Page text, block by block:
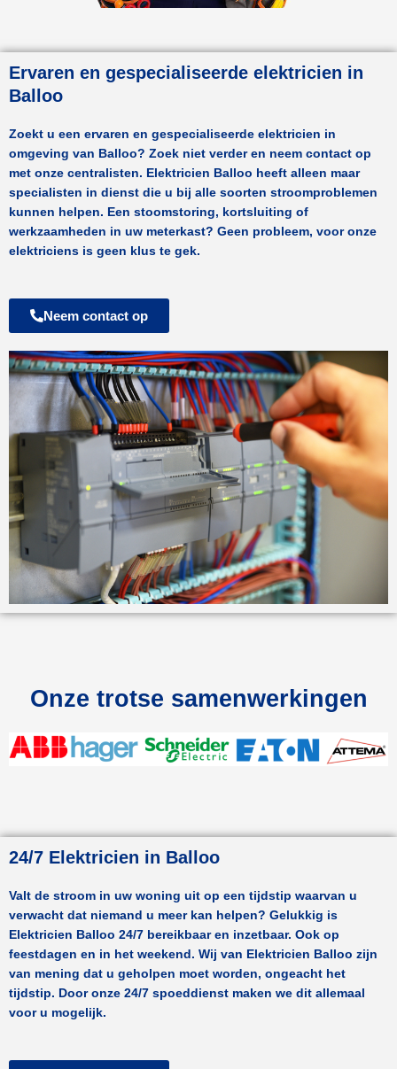
Ervaren en gespecialiseerde elektricien in
Balloo
Zoekt u een ervaren en gespecialiseerde elektricien in
omgeving van Balloo? Zoek niet verder en neem contact op
met onze centralisten. Elektricien Balloo heeft alleen maar
specialisten in dienst die u bij alle soorten stroomproblemen
kunnen helpen. Een stoomstoring, kortsluiting of
werkzaamheden in uw meterkast? Geen probleem, voor onze
elektriciens is geen klus te gek.
Neem contact op
Onze trotse samenwerkingen
24/7 Elektricien in Balloo
Valt de stroom in uw woning uit op een tijdstip waarvan u
verwacht dat niemand u meer kan helpen? Gelukkig is
Elektricien Balloo 24/7 bereikbaar en inzetbaar. Ook op
feestdagen en in het weekend. Wij van Elektricien Balloo zijn
van mening dat u geholpen moet worden, ongeacht het
tijdstip. Door onze 24/7 spoeddienst maken we dit allemaal
voor u mogelijk.